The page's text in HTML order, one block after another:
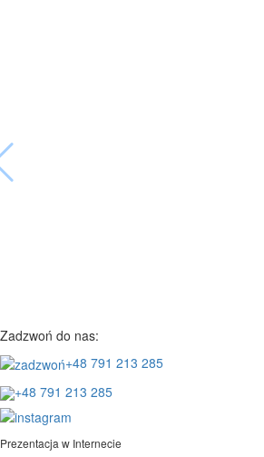
Zadzwoń do nas:
+48 791 213 285
+48 791 213 285
Prezentacja w Internecie